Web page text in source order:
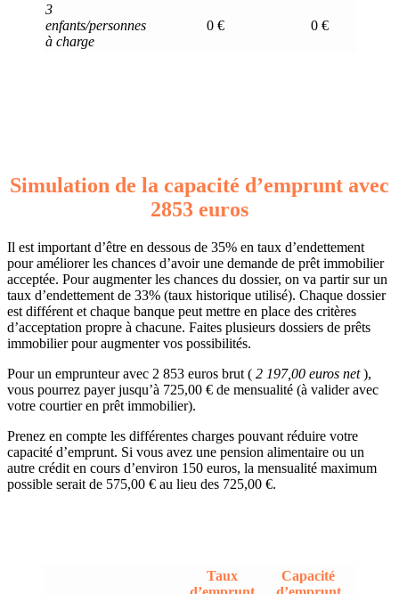
3
enfants/personnes
à charge
0 € 0 €
Simulation de la capacité d’emprunt avec
2853 euros
Il est important d’être en dessous de 35% en taux d’endettement
pour améliorer les chances d’avoir une demande de prêt immobilier
acceptée. Pour augmenter les chances du dossier, on va partir sur un
taux d’endettement de 33% (taux historique utilisé). Chaque dossier
est différent et chaque banque peut mettre en place des critères
d’acceptation propre à chacune. Faites plusieurs dossiers de prêts
immobilier pour augmenter vos possibilités.
Pour un emprunteur avec 2 853 euros brut ( 2 197,00 euros net),
vous pourrez payer jusqu’à 725,00 € de mensualité (à valider avec
votre courtier en prêt immobilier).
Prenez en compte les différentes charges pouvant réduire votre
capacité d’emprunt. Si vous avez une pension alimentaire ou un
autre crédit en cours d’environ 150 euros, la mensualité maximum
possible serait de 575,00 € au lieu des 725,00 €.
Taux
Capacité